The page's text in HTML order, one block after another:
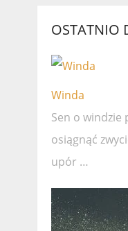
OSTATNIO
Winda
Sen o windzie
osiągnąć
upór …